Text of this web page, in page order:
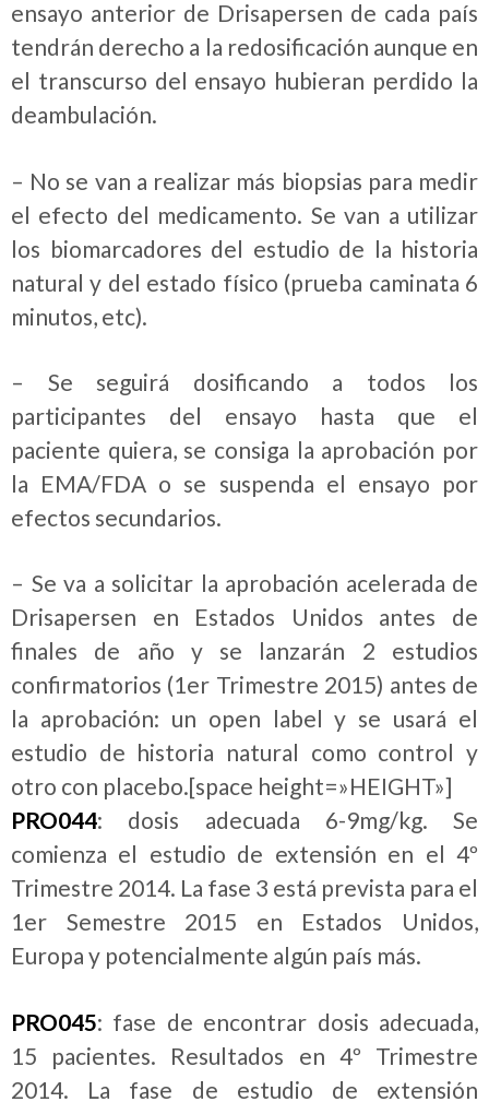
ensayo anterior de Drisapersen de cada país
tendrán derecho a la redosificación aunque en
el transcurso del ensayo hubieran perdido la
deambulación.
– No se van a realizar más biopsias para medir
el efecto del medicamento. Se van a utilizar
los biomarcadores del estudio de la historia
natural y del estado físico (prueba caminata 6
minutos, etc).
– Se seguirá dosificando a todos los
participantes del ensayo hasta que el
paciente quiera, se consiga la aprobación por
la EMA/FDA o se suspenda el ensayo por
efectos secundarios.
– Se va a solicitar la aprobación acelerada de
Drisapersen en Estados Unidos antes de
finales de año y se lanzarán 2 estudios
confirmatorios (1er Trimestre 2015) antes de
la aprobación: un open label y se usará el
estudio de historia natural como control y
otro con placebo.[space height=»HEIGHT»]
PRO044: dosis adecuada 6-9mg/kg. Se
comienza el estudio de extensión en el 4º
Trimestre 2014. La fase 3 está prevista para el
1er Semestre 2015 en Estados Unidos,
Europa y potencialmente algún país más.
PRO045: fase de encontrar dosis adecuada,
15 pacientes. Resultados en 4º Trimestre
2014. La fase de estudio de extensión